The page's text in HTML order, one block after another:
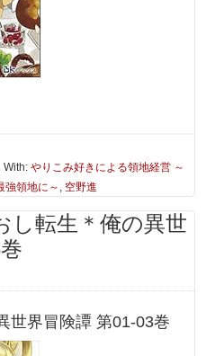
With:やりこみ好きによる領地経営 ～
強領地に～ , 空野進
し転生＊俺の異世
世界冒険譚 第01-03巻